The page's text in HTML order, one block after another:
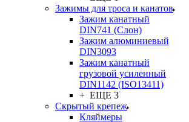
Зажимы для троса и канатов
Зажим канатный
DIN741 (Cлон)
Зажим алюминиевый
DIN3093
Зажим канатный
грузовой усиленный
DIN1142 (ISO13411)
+ ЕЩЕ 3
Скрытый крепеж
Кляймеры